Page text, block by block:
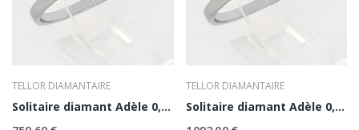
TELLOR DIAMANTAIRE
Solitaire diamant Adèle 0,10 ct
TELLOR DIAMANTAIRE
Solitaire diamant Adèle 0,20 ct